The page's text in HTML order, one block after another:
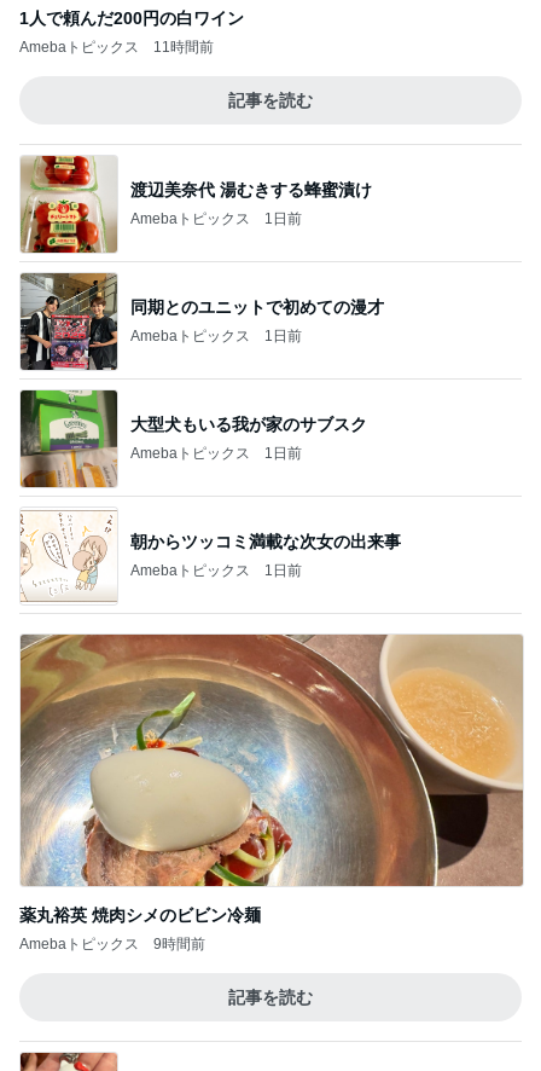
1人で頼んだ200円の白ワイン
Amebaトピックス 11時間前
記事を読む
渡辺美奈代 湯むきする蜂蜜漬け
Amebaトピックス 1日前
同期とのユニットで初めての漫才
Amebaトピックス 1日前
大型犬もいる我が家のサブスク
Amebaトピックス 1日前
朝からツッコミ満載な次女の出来事
Amebaトピックス 1日前
薬丸裕英 焼肉シメのビビン冷麺
Amebaトピックス 9時間前
記事を読む